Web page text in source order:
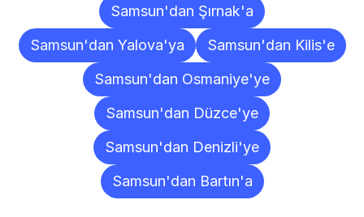
Samsun'dan Şırnak'a
Samsun'dan Yalova'ya
Samsun'dan Kilis'e
Samsun'dan Osmaniye'ye
Samsun'dan Düzce'ye
Samsun'dan Denizli'ye
Samsun'dan Bartın'a